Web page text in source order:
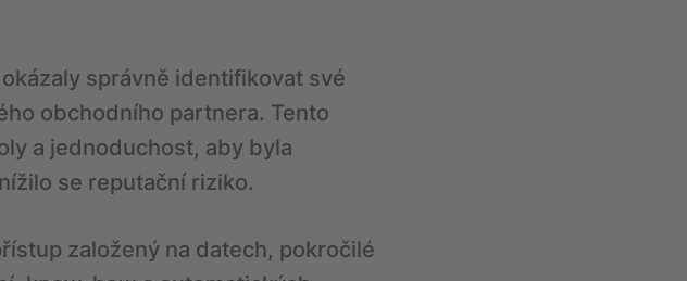
správně identifikovat své
obchodního partnera. Tento
a jednoduchost, aby byla
se reputační riziko.
založený na datech, pokročilé